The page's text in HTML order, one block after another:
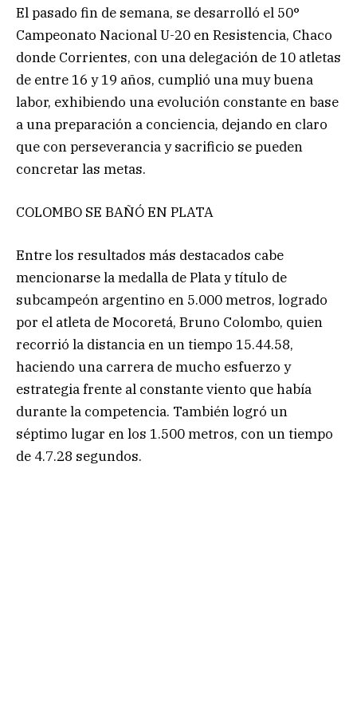
El pasado fin de semana, se desarrolló el 50°
Campeonato Nacional U-20 en Resistencia, Chaco
donde Corrientes, con una delegación de 10 atletas
de entre 16 y 19 años, cumplió una muy buena
labor, exhibiendo una evolución constante en base
a una preparación a conciencia, dejando en claro
que con perseverancia y sacrificio se pueden
concretar las metas.
COLOMBO SE BAÑÓ EN PLATA
Entre los resultados más destacados cabe
mencionarse la medalla de Plata y título de
subcampeón argentino en 5.000 metros, logrado
por el atleta de Mocoretá, Bruno Colombo, quien
recorrió la distancia en un tiempo 15.44.58,
haciendo una carrera de mucho esfuerzo y
estrategia frente al constante viento que había
durante la competencia. También logró un
séptimo lugar en los 1.500 metros, con un tiempo
de 4.7.28 segundos.